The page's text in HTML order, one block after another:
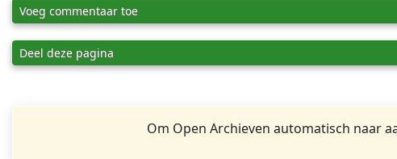
Voeg commentaar toe
Deel deze pagina
Om Open Archieven automatisch naar